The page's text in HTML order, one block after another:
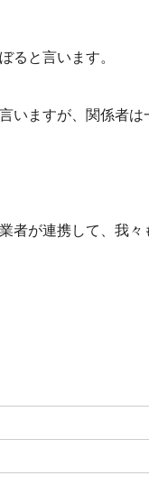
ると言います。
いますが、関係者は
者が連携して、我々